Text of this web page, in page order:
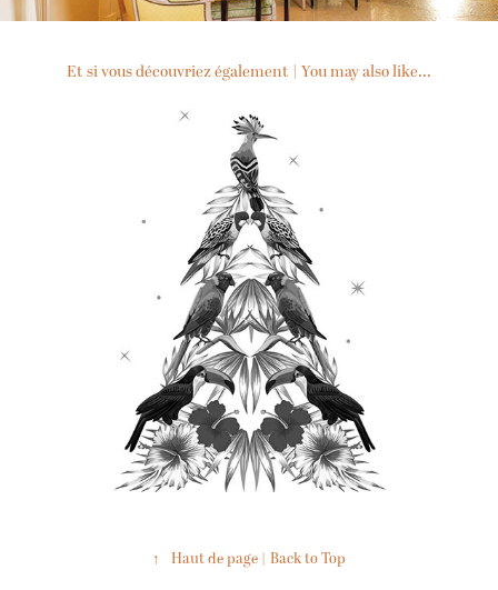
Et si vous découvriez également | You may also like...
↑ Haut de page | Back to Top